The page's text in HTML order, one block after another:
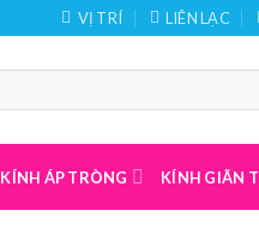
VỊ TRÍ LIÊN LẠC
KÍNH ÁP TRÒNG KÍNH GIÃN